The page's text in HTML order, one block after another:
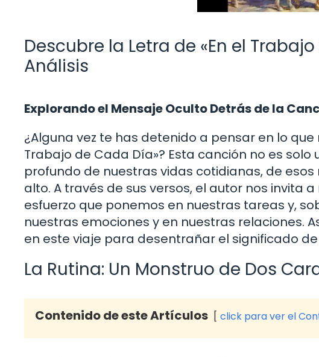
Descubre la Letra de «En el
Análisis
Explorando el Mensaje Oculto Detrás de la
¿Alguna vez te has detenido a pensar en lo
Trabajo de Cada Día»? Esta canción no es
profundo de nuestras vidas cotidianas, de
alto. A través de sus versos, el autor nos invita
esfuerzo que ponemos en nuestras tareas y,
nuestras emociones y en nuestras relaciones.
en este viaje para desentrañar el significado
La Rutina: Un Monstruo de Dos
Contenido de este Artículos click para ver el